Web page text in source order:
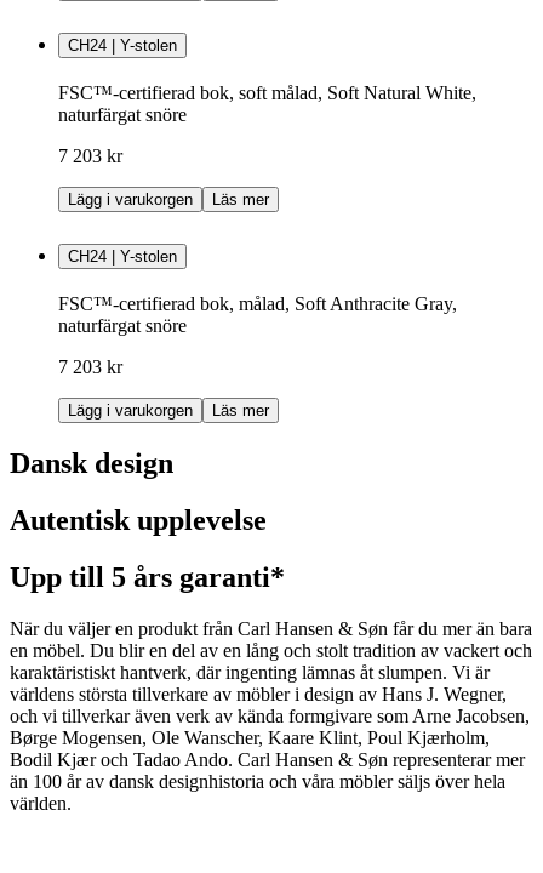
CH24 | Y-stolen
FSC™-certifierad bok, soft målad, Soft Natural White,
naturfärgat snöre
7 203 kr
Lägg i varukorgen Läs mer
CH24 | Y-stolen
FSC™-certifierad bok, målad, Soft Anthracite Gray,
naturfärgat snöre
7 203 kr
Lägg i varukorgen Läs mer
Dansk design
Autentisk upplevelse
Upp till 5 års garanti*
När du väljer en produkt från Carl Hansen & Søn får du mer än bara
en möbel. Du blir en del av en lång och stolt tradition av vackert och
karaktäristiskt hantverk, där ingenting lämnas åt slumpen. Vi är
världens största tillverkare av möbler i design av Hans J. Wegner,
och vi tillverkar även verk av kända formgivare som Arne Jacobsen,
Børge Mogensen, Ole Wanscher, Kaare Klint, Poul Kjærholm,
Bodil Kjær och Tadao Ando. Carl Hansen & Søn representerar mer
än 100 år av dansk designhistoria och våra möbler säljs över hela
världen.